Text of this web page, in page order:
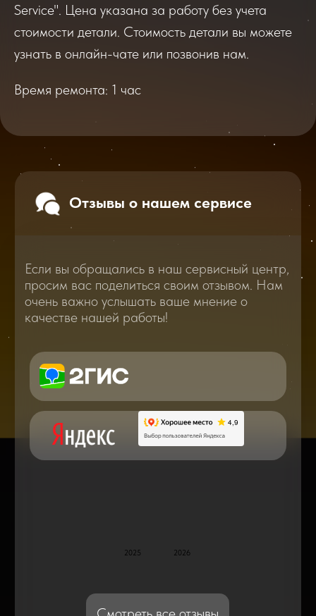
Service". Цена указана за работу без учета
стоимости детали. Стоимость детали вы можете
узнать в онлайн-чате или позвонив нам.
Время ремонта: 1 час
Если вы обращались в наш сервисный центр,
просим вас поделиться своим отзывом. Нам
очень важно услышать ваше мнение о
качестве нашей работы!
2026
2025
Перейти
Блог статей - важное,
полезное, новое
В нашем блоге статей мы расскажем
Вам о самом важном, полезном и новом
в мире смартфонов и не только